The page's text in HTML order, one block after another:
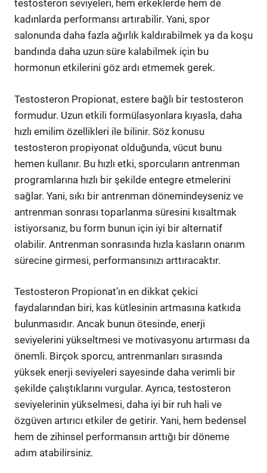
testosteron seviyeleri, hem erkeklerde hem de
kadınlarda performansı artırabilir. Yani, spor
salonunda daha fazla ağırlık kaldırabilmek ya da koşu
bandında daha uzun süre kalabilmek için bu
hormonun etkilerini göz ardı etmemek gerek.
Testosteron Propionat, estere bağlı bir testosteron
formudur. Uzun etkili formülasyonlara kıyasla, daha
hızlı emilim özellikleri ile bilinir. Söz konusu
testosteron propiyonat olduğunda, vücut bunu
hemen kullanır. Bu hızlı etki, sporcuların antrenman
programlarına hızlı bir şekilde entegre etmelerini
sağlar. Yani, sıkı bir antrenman dönemindeyseniz ve
antrenman sonrası toparlanma süresini kısaltmak
istiyorsanız, bu form bunun için iyi bir alternatif
olabilir. Antrenman sonrasında hızla kasların onarım
sürecine girmesi, performansınızı arttıracaktır.
Testosteron Propionat’ın en dikkat çekici
faydalarından biri, kas kütlesinin artmasına katkıda
bulunmasıdır. Ancak bunun ötesinde, enerji
seviyelerini yükseltmesi ve motivasyonu artırması da
önemli. Birçok sporcu, antrenmanları sırasında
yüksek enerji seviyeleri sayesinde daha verimli bir
şekilde çalıştıklarını vurgular. Ayrıca, testosteron
seviyelerinin yükselmesi, daha iyi bir ruh hali ve
özgüven artırıcı etkiler de getirir. Yani, hem bedensel
hem de zihinsel performansın arttığı bir döneme
adım atabilirsiniz.